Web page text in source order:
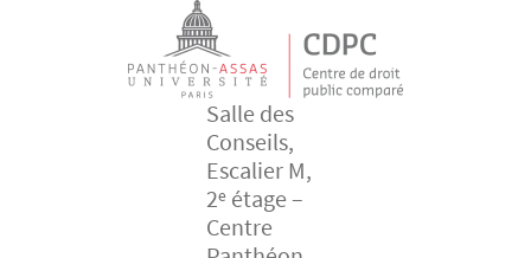
Salle des
Conseils,
Escalier M,
2ᵉ étage –
Centre